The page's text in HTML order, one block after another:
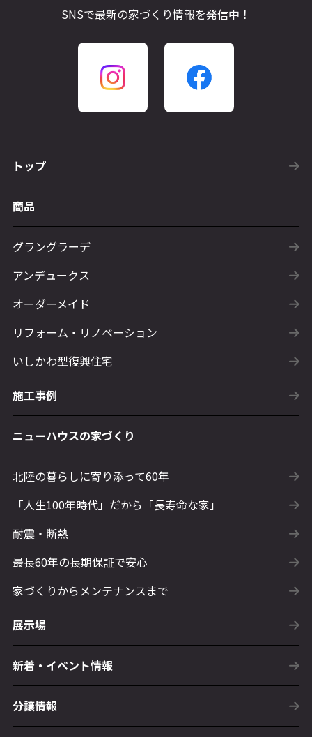
SNSで最新の家づくり情報を発信中！
トップ
商品
グラングラーデ
アンデュークス
オーダーメイド
リフォーム・リノベーション
いしかわ型復興住宅
施工事例
ニューハウスの家づくり
北陸の暮らしに寄り添って60年
「人生100年時代」だから「長寿命な家」
耐震・断熱
最長60年の長期保証で安心
家づくりからメンテナンスまで
展示場
新着・イベント情報
分譲情報